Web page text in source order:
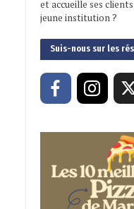
et accueille ses
jeune institution ?
Suis-nous sur les